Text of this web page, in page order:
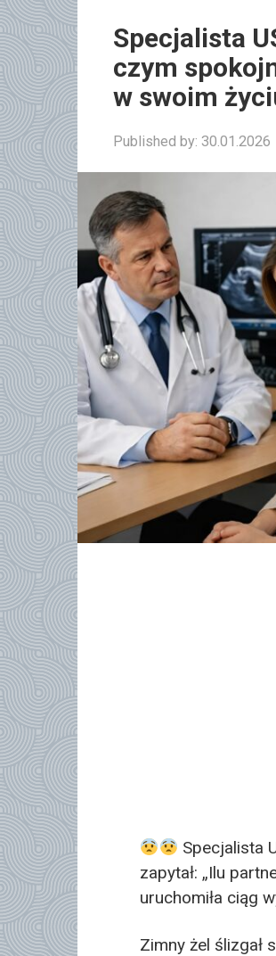
Specjalista
czym
w swoim
Published by: 30.01.2026
Specjalista
zapytał: „Ilu
uruchomiła ciąg
Zimny żel ślizgał